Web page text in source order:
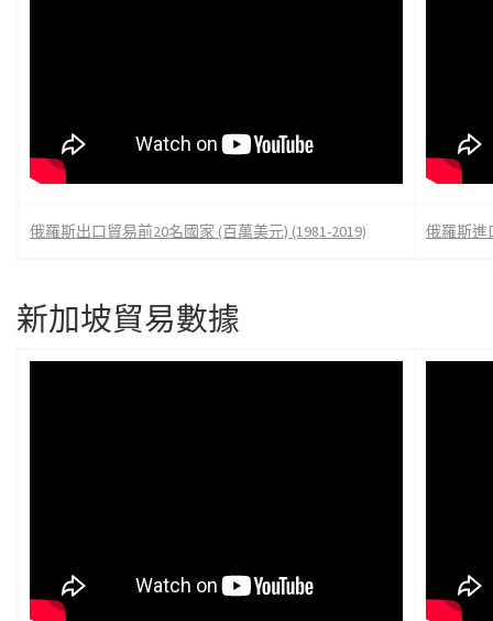
俄羅斯出口貿易前20名國家 (百萬美元) (1981-2019) 俄羅斯進
新加坡貿易數據